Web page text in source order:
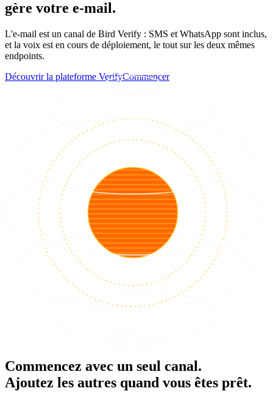
gère votre e-mail.
L'e-mail est un canal de Bird Verify : SMS et WhatsApp sont inclus,
et la voix est en cours de déploiement, le tout sur les deux mêmes
endpoints.
Découvrir la plateforme VerifyCommencer
Commencez avec un seul canal.
Ajoutez les autres quand vous êtes prêt.